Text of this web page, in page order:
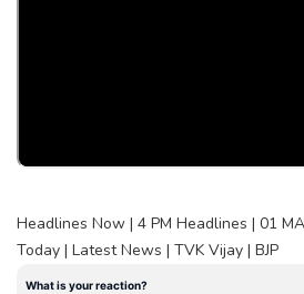
Headlines Now | 4 PM Headlines | 01
Today | Latest News | TVK Vijay | BJP